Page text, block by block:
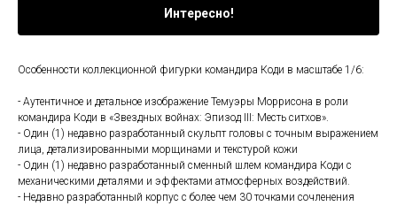
Интересно!
Особенности коллекционной фигурки командира Коди в масштабе 1/6:
- Аутентичное и детальное изображение Темуэры Моррисона в роли
командира Коди в «Звездных войнах: Эпизод III: Месть ситхов».
- Один (1) недавно разработанный скульпт головы с точным выражением
лица, детализированными морщинами и текстурой кожи
- Один (1) недавно разработанный сменный шлем командира Коди с
механическими деталями и эффектами атмосферных воздействий.
- Недавно разработанный корпус с более чем 30 точками сочленения